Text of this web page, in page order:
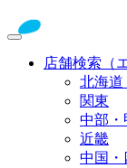
店舗検索（
北海道
関東
中部・
近畿
中国・